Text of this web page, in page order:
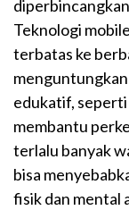
Teknologi
terbatas ke
edukatif,
membantu
terlalu banyak
bisa
fisik dan mental